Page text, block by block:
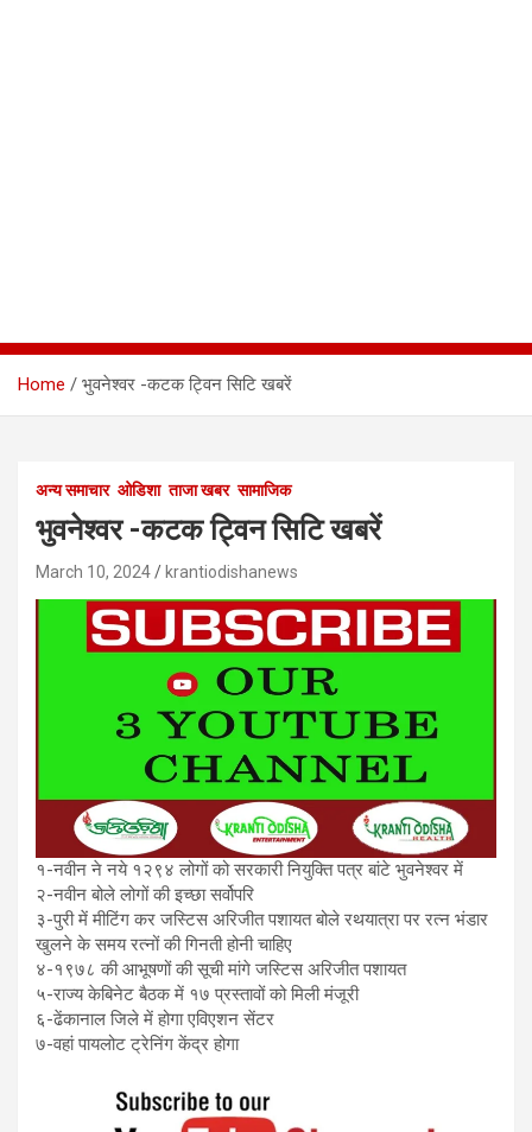
Home भुवनेश्वर -कटक ट्विन सिटि खबरें
अन्य समाचार ओडिशा ताजा खबर सामाजिक
भुवनेश्वर -कटक ट्विन सिटि खबरें
March 10, 2024 krantiodishanews
१-नवीन ने नये १२९४ लोगों को सरकारी नियुक्ति पत्र बांटे भुवनेश्वर में
२-नवीन बोले लोगों की इच्छा सर्वोपरि
३-पुरी में मीटिंग कर जस्टिस अरिजीत पशायत बोले रथयात्रा पर रत्न भंडार
खुलने के समय रत्नों की गिनती होनी चाहिए
४-१९७८ की आभूषणों की सूची मांगे जस्टिस अरिजीत पशायत
५-राज्य केबिनेट बैठक में १७ प्रस्तावों को मिली मंजूरी
६-ढेंकानाल जिले में होगा एविएशन सेंटर
७-वहां पायलोट ट्रेनिंग केंद्र होगा